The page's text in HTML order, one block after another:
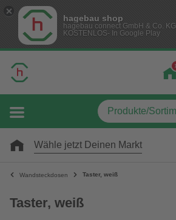
hagebau shop
hagebau connect GmbH & Co. KG
KOSTENLOS- In Google Play
Wähle jetzt Deinen Markt
Wandsteckdosen Taster, weiß
Taster, weiß